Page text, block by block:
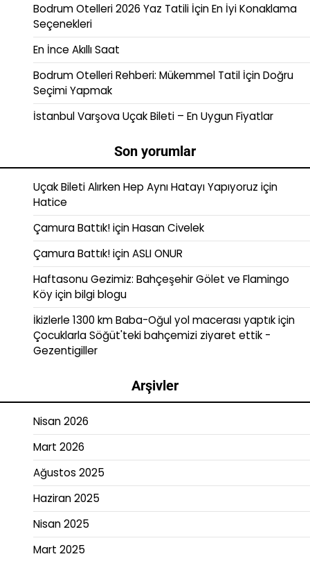
Bodrum Otelleri 2026 Yaz Tatili İçin En İyi Konaklama
Seçenekleri
En İnce Akıllı Saat
Bodrum Otelleri Rehberi: Mükemmel Tatil İçin Doğru
Seçimi Yapmak
İstanbul Varşova Uçak Bileti – En Uygun Fiyatlar
Son yorumlar
Uçak Bileti Alırken Hep Aynı Hatayı Yapıyoruz için
Hatice
Çamura Battık!içinHasan Civelek
Çamura Battık!içinASLI ONUR
Haftasonu Gezimiz: Bahçeşehir Gölet ve Flamingo
Köyiçinbilgi blogu
İkizlerle 1300 km Baba-Oğul yol macerası yaptıkiçin
Çocuklarla Söğüt'teki bahçemizi ziyaret ettik -
Gezentigiller
Arşivler
Nisan 2026
Mart 2026
Ağustos 2025
Haziran 2025
Nisan 2025
Mart 2025